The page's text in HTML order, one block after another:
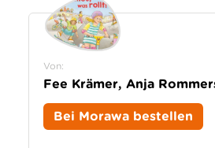
Von:
Fee Krämer, Anja
Bei Morawa bestellen